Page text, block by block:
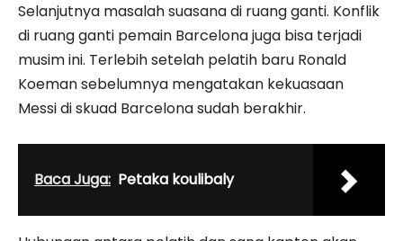
Selanjutnya masalah suasana di ruang ganti. Konflik
di ruang ganti pemain Barcelona juga bisa terjadi
musim ini. Terlebih setelah pelatih baru Ronald
Koeman sebelumnya mengatakan kekuasaan
Messi di skuad Barcelona sudah berakhir.
Baca Juga: Petaka koulibaly